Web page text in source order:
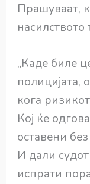
Прашуваат,
насилството
„Каде биле
полицијата,
кога
Кој ќе
оставени
И дали
испрати